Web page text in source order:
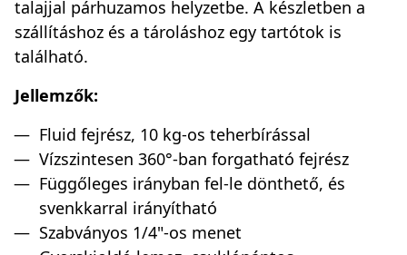
talajjal párhuzamos helyzetbe. A készletben a
szállításhoz és a tároláshoz egy tartótok is
található.
Jellemzők:
Fluid fejrész, 10 kg-os teherbírással
Vízszintesen 360°-ban forgatható fejrész
Függőleges irányban fel-le dönthető, és
svenkkarral irányítható
Szabványos 1/4"-os menet